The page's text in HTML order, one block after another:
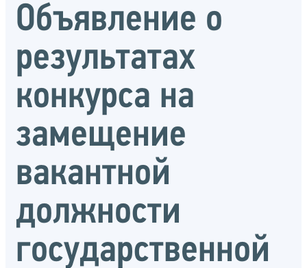
Объявление о
результатах
конкурса на
замещение
вакантной
должности
государственной